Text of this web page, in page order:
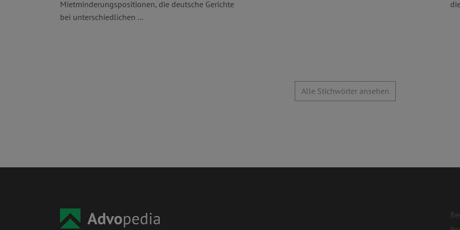
Mietminderungspositionen, die deutsche Gerichte
bei unterschiedlichen ...
Alle Stichwörter ansehen